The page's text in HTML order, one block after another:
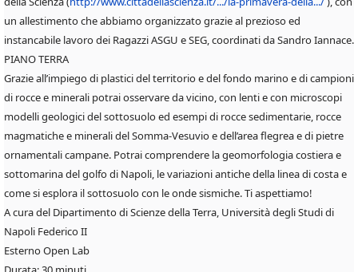
un allestimento che abbiamo organizzato grazie al prezioso ed
instancabile lavoro dei Ragazzi ASGU e SEG, coordinati da Sandro Iannace.
PIANO TERRA
Grazie all’impiego di plastici del territorio e del fondo marino e di campioni
di rocce e minerali potrai osservare da vicino, con lenti e con microscopi
modelli geologici del sottosuolo ed esempi di rocce sedimentarie, rocce
magmatiche e minerali del Somma-Vesuvio e dell’area flegrea e di pietre
ornamentali campane. Potrai comprendere la geomorfologia costiera e
sottomarina del golfo di Napoli, le variazioni antiche della linea di costa e
come si esplora il sottosuolo con le onde sismiche. Ti aspettiamo!
A cura del Dipartimento di Scienze della Terra, Università degli Studi di
Napoli Federico II
Esterno Open Lab